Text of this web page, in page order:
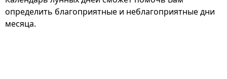
определить благоприятные и неблагоприятные дни
месяца.